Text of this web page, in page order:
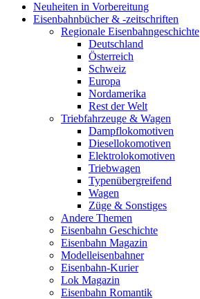
Neuheiten in Vorbereitung
Eisenbahnbücher & -zeitschriften
Regionale Eisenbahngeschichte
Deutschland
Österreich
Schweiz
Europa
Nordamerika
Rest der Welt
Triebfahrzeuge & Wagen
Dampflokomotiven
Diesellokomotiven
Elektrolokomotiven
Triebwagen
Typenübergreifend
Wagen
Züge & Sonstiges
Andere Themen
Eisenbahn Geschichte
Eisenbahn Magazin
Modelleisenbahner
Eisenbahn-Kurier
Lok Magazin
Eisenbahn Romantik